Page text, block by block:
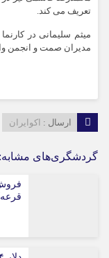
تعریف می کند.
میثم سلیمانی در
مدیران صمت و انجمن
ارسال : اکوایران
گردشگری‌های مشابه: